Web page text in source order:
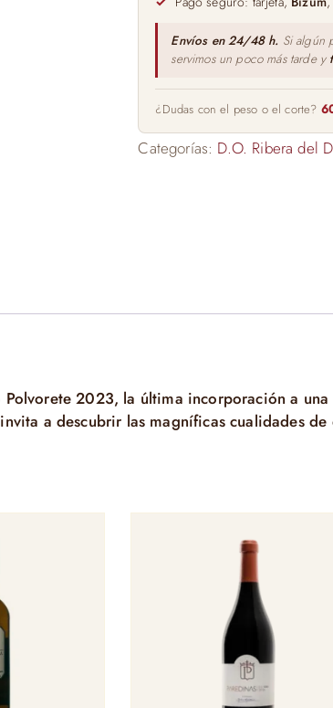
Envíos en 24/48 h. Si algún
servimos un poco más tarde y
¿Dudas con el peso o el corte?
Categorías: D.O. Ribera del
2023, la última incorporación a
a descubrir las magníficas cualidades de